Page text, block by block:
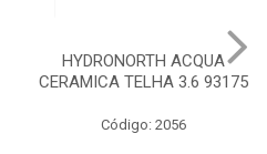
HYDRONORTH ACQUA
CERAMICA TELHA 3.6 93175
Código: 2056